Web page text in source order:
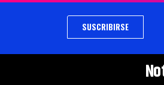
SUSCRIBIRSE